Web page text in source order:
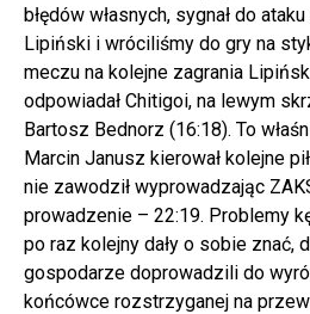
błędów własnych, sygnał do
Lipiński i wróciliśmy do gry na
meczu na kolejne zagrania
odpowiadał Chitigoi, na lewym
Bartosz Bednorz (16:18). To
Marcin Janusz kierował kolejne
nie zawodził wyprowadzając
prowadzenie – 22:19. Problemy
po raz kolejny dały o sobie znać,
gospodarze doprowadzili do
końcówce rozstrzyganej na